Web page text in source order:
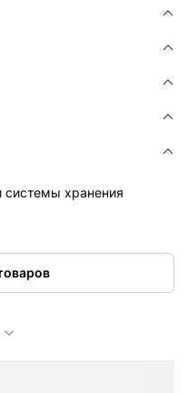
системы хранения